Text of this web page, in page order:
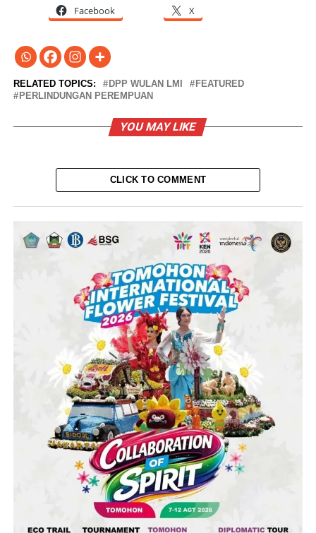
Facebook X
RELATED TOPICS: DPP WULAN LMI
FEATURED
PERLINDUNGAN PEREMPUAN
YOU MAY LIKE
CLICK TO COMMENT